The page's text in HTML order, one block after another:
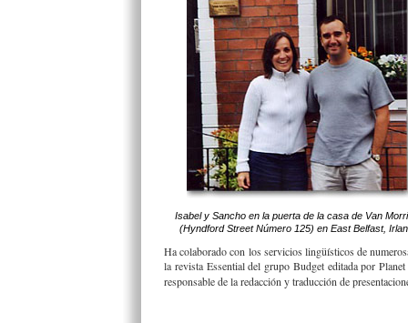
Isabel y Sancho en la puerta de la casa de Van
(Hyndford Street Número 125) en East Belfast,
Ha colaborado con los servicios lingüísticos de
la revista Essential del grupo Budget editada por
responsable de la redacción y traducción de